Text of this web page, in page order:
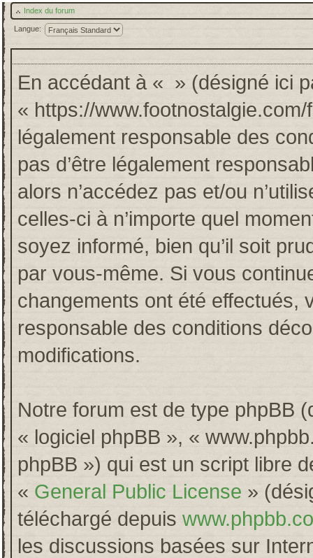
Index du forum
Langue:
En accédant à « » (désigné ici
« https://
légalement responsable des
pas d’être légalement
alors n’accédez pas et/ou
celles-ci à n’importe quel
soyez informé, bien qu’il soit
par vous-même. Si vous
changements ont été effectués,
responsable des conditions
modifications.
Notre forum est de type phpBB
« logiciel phpBB », «
phpBB ») qui est un script libre
« General Public License »
téléchargé depuis
les discussions basées sur